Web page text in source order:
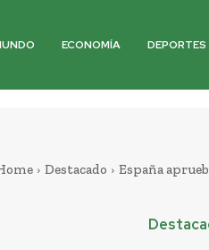
ECONOMÍA DEPORTES
Destacado España